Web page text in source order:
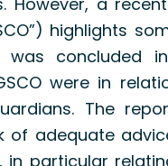
highlights
was concluded
were in
The
of adequate
in particular